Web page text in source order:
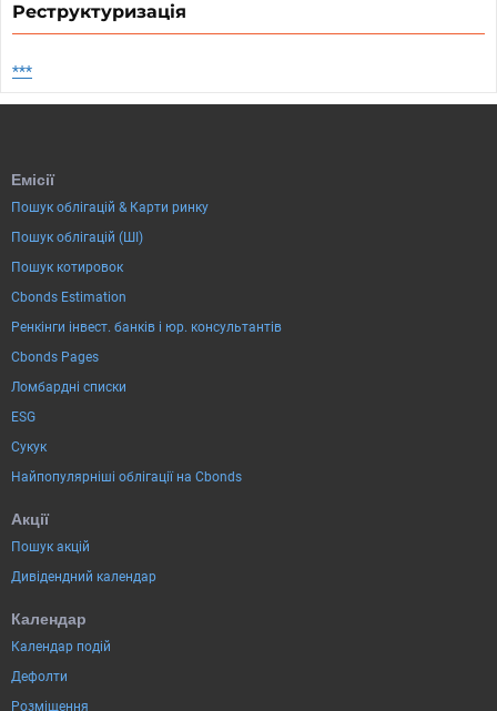
Реструктуризація
***
Емісії
Пошук облігацій & Карти ринку
Пошук облігацій (ШІ)
Пошук котировок
Cbonds Estimation
Ренкінги інвест. банків і юр. консультантів
Cbonds Pages
Ломбардні списки
ESG
Сукук
Найпопулярніші облігації на Cbonds
Акції
Пошук акцій
Дивідендний календар
Календар
Календар подій
Дефолти
Розміщення